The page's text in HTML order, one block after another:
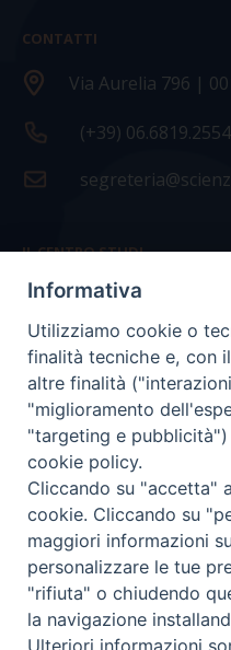
CONTATTI
Via Aurelia 796 |
(+39) 06.6819.2554
IL CENTRO STUDI
La nostra storia
Statuto
Presidenza e ufficio
Consiglio scientifico
Coordinamento nazionale
COPYRIGHT Scienza &
diritti -
Informativa
Utilizziamo cookie o
finalità tecniche e, con
altre finalità
"miglioramento
"targeting e
cookie policy.
Cliccando su "accetta"
cookie. Cliccando su
maggiori informazioni
personalizzare le tue
"rifiuta" o chiudendo
la navigazione